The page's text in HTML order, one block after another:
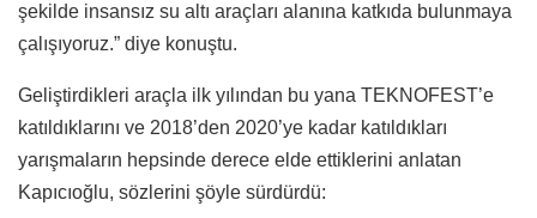
şekilde insansız su altı araçları alanına katkıda bulunmaya
çalışıyoruz.” diye konuştu.
Geliştirdikleri araçla ilk yılından bu yana TEKNOFEST’e
katıldıklarını ve 2018’den 2020’ye kadar katıldıkları
yarışmaların hepsinde derece elde ettiklerini anlatan
Kapıcıoğlu, sözlerini şöyle sürdürdü: